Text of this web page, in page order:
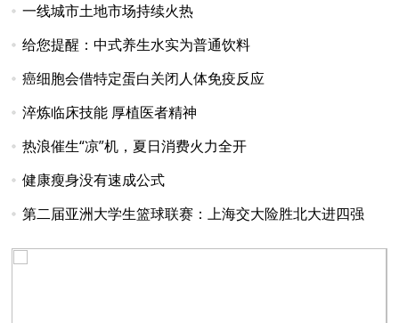
一线城市土地市场持续火热
给您提醒：中式养生水实为普通饮料
癌细胞会借特定蛋白关闭人体免疫反应
淬炼临床技能 厚植医者精神
热浪催生“凉”机，夏日消费火力全开
健康瘦身没有速成公式
第二届亚洲大学生篮球联赛：上海交大险胜北大进四强